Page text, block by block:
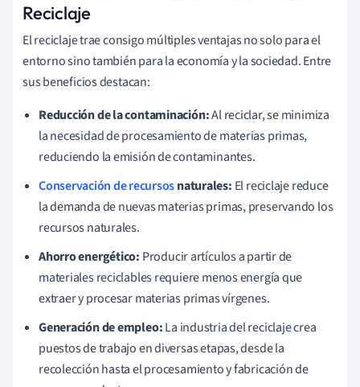
Reciclaje
El reciclaje trae consigo múltiples ventajas no solo para el
entorno sino también para la economía y la sociedad. Entre
sus beneficios destacan:
Reducción de la contaminación:Al reciclar, se minimiza
la necesidad de procesamiento de materias primas,
reduciendo la emisión de contaminantes.
Conservación de recursosnaturales: El reciclaje reduce
la demanda de nuevas materias primas, preservando los
recursos naturales.
Ahorro energético: Producir artículos a partir de
materiales reciclables requiere menos energía que
extraer y procesar materias primas vírgenes.
Generación de empleo:La industria del reciclaje crea
puestos de trabajo en diversas etapas, desde la
recolección hasta el procesamiento y fabricación de